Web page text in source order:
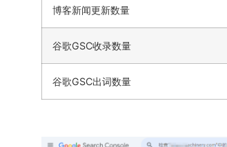
博客新闻更新数量
谷歌GSC收录数量
谷歌GSC出词数量